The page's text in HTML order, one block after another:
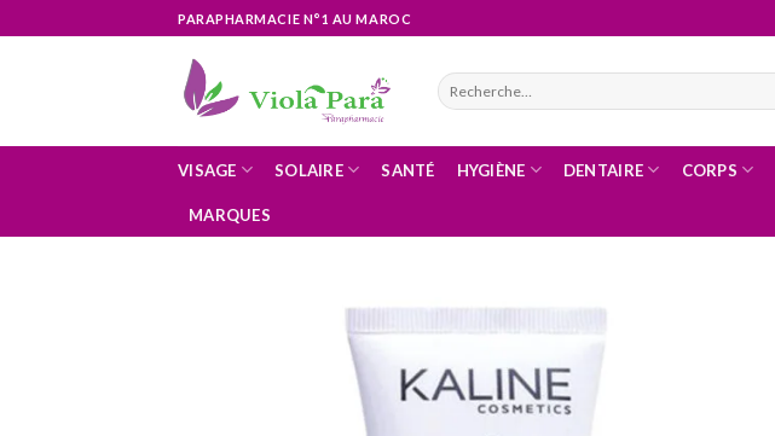
to
PARAPHARMACIE N°1 AU MAROC
Recherche
pour :
VISAGE SOLAIRE SANTÉ HYGIÈNE DENTAIRE CORPS
MARQUES